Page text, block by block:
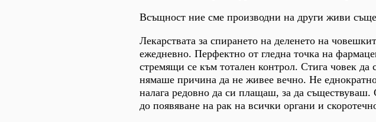
Всъщност ние сме производни на други живи
Лекарствата за спирането на деленето на
ежедневно. Перфектно от гледна точка на
стремящи се към тотален контрол. Стига човек да
нямаше причина да не живее вечно. Не
налага редовно да си плащаш, за да
до появяване на рак на всички органи и